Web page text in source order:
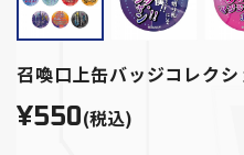
召喚口上缶バッジコレクシ
¥550(税込)